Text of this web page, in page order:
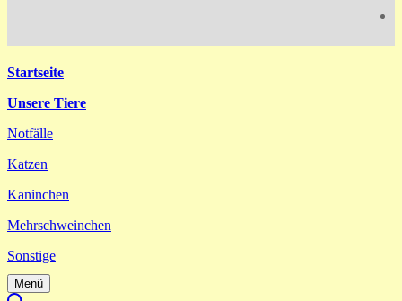
Startseite
Unsere Tiere
Notfälle
Katzen
Kaninchen
Mehrschweinchen
Sonstige
Menü